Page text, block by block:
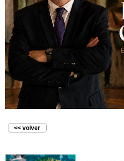
<< volver